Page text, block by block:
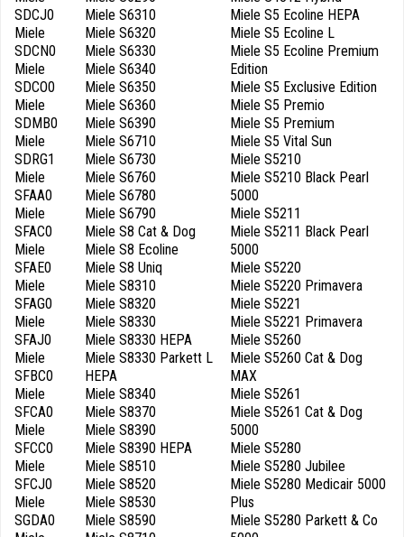
SDCJ0
Miele
SDCN0
Miele
SDCO0
Miele
SDMB0
Miele
SDRG1
Miele
SFAA0
Miele
SFAC0
Miele
SFAE0
Miele
SFAG0
Miele
SFAJ0
Miele
SFBC0
Miele
SFCA0
Miele
SFCC0
Miele
SFCJ0
Miele
SGDA0
Miele S6310
Miele S6320
Miele S6330
Miele S6340
Miele S6350
Miele S6360
Miele S6390
Miele S6710
Miele S6730
Miele S6760
Miele S6780
Miele S6790
Miele S8 Cat & Dog
Miele S8 Ecoline
Miele S8 Uniq
Miele S8310
Miele S8320
Miele S8330
Miele S8330 HEPA
Miele S8330 Parkett L
HEPA
Miele S8340
Miele S8370
Miele S8390
Miele S8390 HEPA
Miele S8510
Miele S8520
Miele S8530
Miele S8590
Miele S5 Ecoline HEPA
Miele S5 Ecoline L
Miele S5 Ecoline Premium
Edition
Miele S5 Exclusive Edition
Miele S5 Premio
Miele S5 Premium
Miele S5 Vital Sun
Miele S5210
Miele S5210 Black Pearl
5000
Miele S5211
Miele S5211 Black Pearl
5000
Miele S5220
Miele S5220 Primavera
Miele S5221
Miele S5221 Primavera
Miele S5260
Miele S5260 Cat & Dog
MAX
Miele S5261
Miele S5261 Cat & Dog
5000
Miele S5280
Miele S5280 Jubilee
Miele S5280 Medicair 5000
Plus
Miele S5280 Parkett & Co